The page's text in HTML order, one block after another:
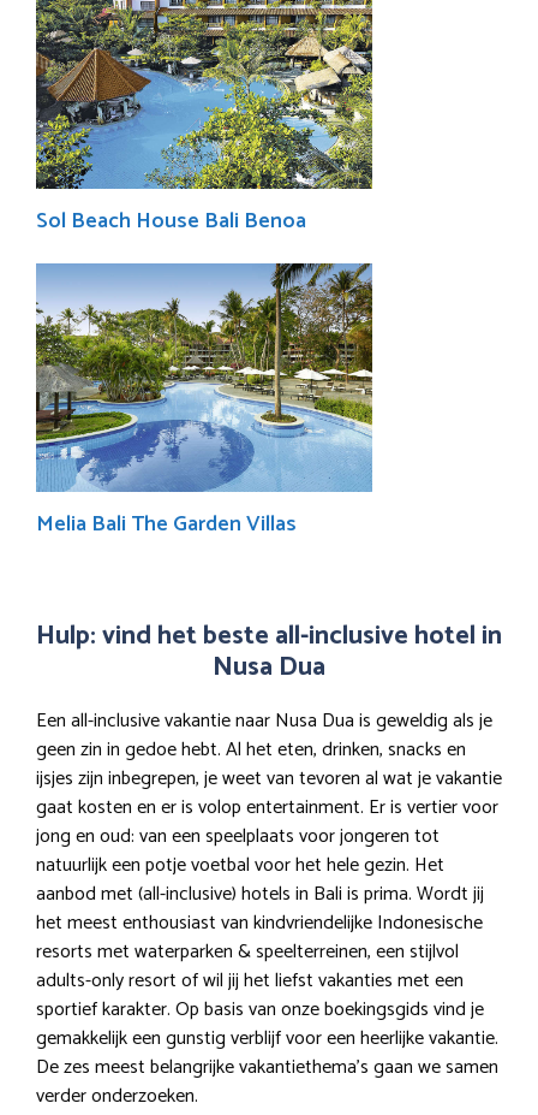
Sol Beach House Bali Benoa
Melia Bali The Garden Villas
Hulp: vind het beste all-inclusive hotel in
Nusa Dua
Een all-inclusive vakantie naar Nusa Dua is geweldig als je
geen zin in gedoe hebt. Al het eten, drinken, snacks en
ijsjes zijn inbegrepen, je weet van tevoren al wat je vakantie
gaat kosten en er is volop entertainment. Er is vertier voor
jong en oud: van een speelplaats voor jongeren tot
natuurlijk een potje voetbal voor het hele gezin. Het
aanbod met (all-inclusive) hotels in Bali is prima. Wordt jij
het meest enthousiast van kindvriendelijke Indonesische
resorts met waterparken & speelterreinen, een stijlvol
adults-only resort of wil jij het liefst vakanties met een
sportief karakter. Op basis van onze boekingsgids vind je
gemakkelijk een gunstig verblijf voor een heerlijke vakantie.
De zes meest belangrijke vakantiethema’s gaan we samen
verder onderzoeken.